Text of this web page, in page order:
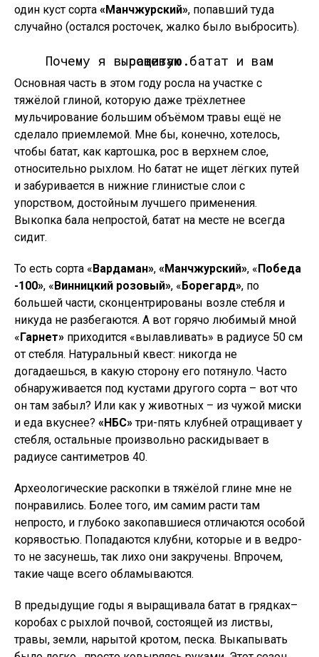
один куст сорта «Манчжурский», попавший туда
случайно (остался росточек, жалко было выбросить).
Почему я выращиваю батат и вам советую.
Основная часть в этом году росла на участке с
тяжёлой глиной, которую даже трёхлетнее
мульчирование большим объёмом травы ещё не
сделало приемлемой. Мне бы, конечно, хотелось,
чтобы батат, как картошка, рос в верхнем слое,
относительно рыхлом. Но батат не ищет лёгких путей
и забуривается в нижние глинистые слои с
упорством, достойным лучшего применения.
Выкопка бала непростой, батат на месте не всегда
сидит.
То есть сорта «Вардаман», «Манчжурский», «Победа
-100», «Винницкий розовый», «Борегард», по
большей части, сконцентрированы возле стебля и
никуда не разбегаются. А вот горячо любимый мной
«Гарнет» приходится «вылавливать» в радиусе 50 см
от стебля. Натуральный квест: никогда не
догадаешься, в какую сторону его потянуло. Часто
обнаруживается под кустами другого сорта – вот что
он там забыл? Или как у животных – из чужой миски
и еда вкуснее? «НБС»три-пять клубней отращивает у
стебля, остальные произвольно раскидывает в
радиусе сантиметров 40.
Археологические раскопки в тяжёлой глине мне не
понравились. Более того, им самим расти там
непросто, и глубоко закопавшиеся отличаются особой
корявостью. Попадаются клубни, которые и в ведро-
то не засунешь, так лихо они закручены. Впрочем,
такие чаще всего обламываются.
В предыдущие годы я выращивала батат в грядках–
коробах с рыхлой почвой, состоящей из листвы,
травы, земли, нарытой кротом, песка. Выкапывать